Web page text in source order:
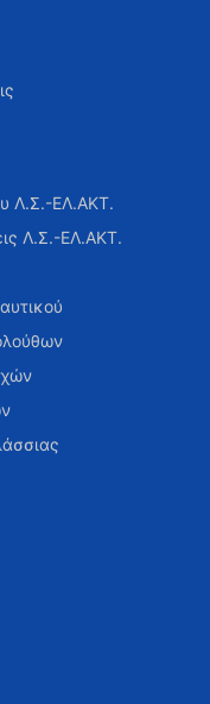
Λ.Σ.-ΕΛ.ΑΚΤ.
Λ.Σ.-ΕΛ.ΑΚΤ.